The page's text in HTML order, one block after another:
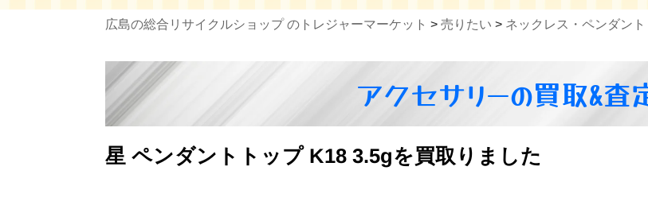
広島の総合リサイクルショップ のトレジャーマーケット > 売りたい > ネックレス・ペンダント
アクセサリーの買取&査
星 ペンダントトップ K18 3.5gを買取りました